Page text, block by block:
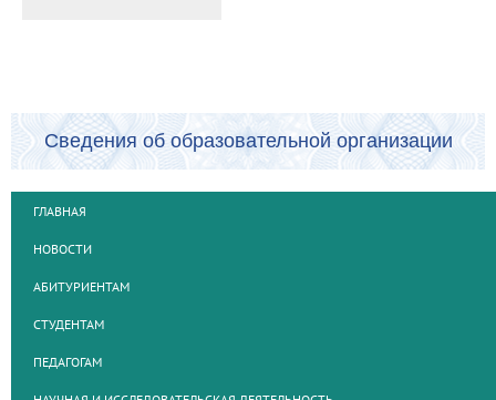
Сведения об образовательной организации
ГЛАВНАЯ
НОВОСТИ
АБИТУРИЕНТАМ
СТУДЕНТАМ
ПЕДАГОГАМ